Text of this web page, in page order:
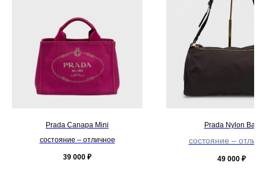
Prada Canapa Mini
состояние – отличное
39 000 ₽
Prada Nylon Bag
состояние –
49 000 ₽